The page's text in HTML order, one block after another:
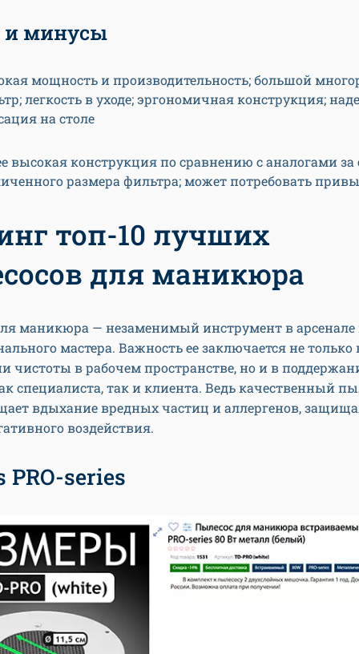
минусы
мощность и производительность; большой
легкость в уходе; эргономичная конструкция;
на столе
высокая конструкция по сравнению с аналогами за
размера фильтра; может потребовать
топ-10 лучших
для маникюра
маникюра — незаменимый инструмент в арсенале
мастера. Важность ее заключается не только
чистоты в рабочем пространстве, но и в
специалиста, так и клиента. Ведь качественный
вдыхание вредных частиц и аллергенов,
воздействия.
PRO-series